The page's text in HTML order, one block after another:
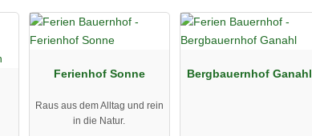
Ferienhof Sonne
Raus aus dem Alltag und rein
in die Natur.
Bergbauernhof Ganahl